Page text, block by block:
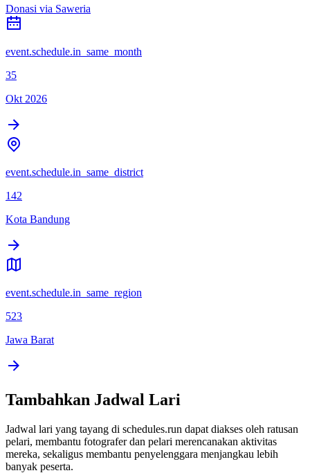
Donasi via Saweria
event.schedule.in_same_month
35
Okt 2026
event.schedule.in_same_district
142
Kota Bandung
event.schedule.in_same_region
523
Jawa Barat
Tambahkan Jadwal Lari
Jadwal lari yang tayang di schedules.run dapat diakses oleh ratusan
pelari, membantu fotografer dan pelari merencanakan aktivitas
mereka, sekaligus membantu penyelenggara menjangkau lebih
banyak peserta.